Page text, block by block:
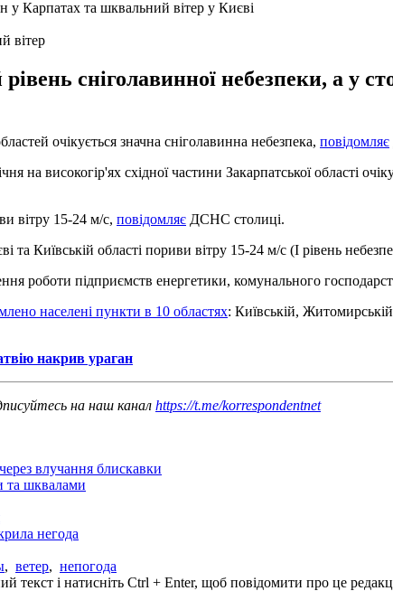
вітер
сніголавинної небезпеки, а у
очікується значна сніголавинна небезпека, повідомляє
на високогір'ях східної частини Закарпатської області
вітру 15-24 м/с, повідомляє ДСНС столиці.
та Київській області пориви вітру 15-24 м/с (І рівень
роботи підприємств енергетики, комунального
населені пункти в 10 областях: Київській,
накрив ураган
на наш канал https://t.me/korrespondentnet
влучання блискавки
та шквалами
негода
, ветер, непогода
текст і натисніть Ctrl + Enter, щоб повідомити про це